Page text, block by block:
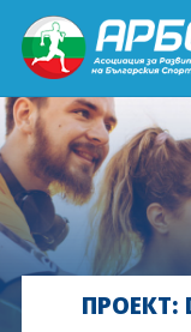
ENGLISH
СПОРТ БЛИЗО ДО
ТЕКУЩИ ПРОЕКТИ
ОНЛАЙНПРОЕКТ: